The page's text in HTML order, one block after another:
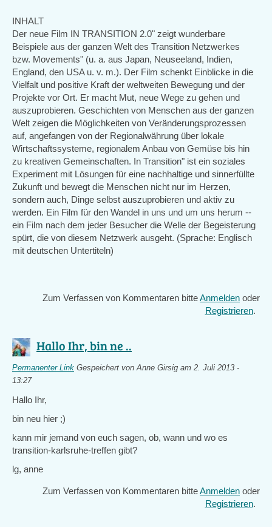
INHALT
Der neue Film IN TRANSITION 2.0" zeigt wunderbare
Beispiele aus der ganzen Welt des Transition Netzwerkes
bzw. Movements" (u. a. aus Japan, Neuseeland, Indien,
England, den USA u. v. m.). Der Film schenkt Einblicke in die
Vielfalt und positive Kraft der weltweiten Bewegung und der
Projekte vor Ort. Er macht Mut, neue Wege zu gehen und
auszuprobieren. Geschichten von Menschen aus der ganzen
Welt zeigen die Möglichkeiten von Veränderungsprozessen
auf, angefangen von der Regionalwährung über lokale
Wirtschaftssysteme, regionalem Anbau von Gemüse bis hin
zu kreativen Gemeinschaften. In Transition" ist ein soziales
Experiment mit Lösungen für eine nachhaltige und sinnerfüllte
Zukunft und bewegt die Menschen nicht nur im Herzen,
sondern auch, Dinge selbst auszuprobieren und aktiv zu
werden. Ein Film für den Wandel in uns und um uns herum --
ein Film nach dem jeder Besucher die Welle der Begeisterung
spürt, die von diesem Netzwerk ausgeht. (Sprache: Englisch
mit deutschen Untertiteln)
Zum Verfassen von Kommentaren bitteAnmelden oder
Registrieren.
Hallo Ihr, bin ne ..
Permanenter Link Gespeichert vonAnne Girsig am 2. Juli 2013 -
13:27
Hallo Ihr,
bin neu hier ;)
kann mir jemand von euch sagen, ob, wann und wo es
transition-karlsruhe-treffen gibt?
lg, anne
Zum Verfassen von Kommentaren bitteAnmelden oder
Registrieren.